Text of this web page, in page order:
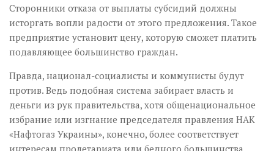
Сторонники отказа от выплаты субсидий должны
исторгать вопли радости от этого предложения. Такое
предприятие установит цену, которую сможет платить
подавляющее большинство граждан.
Правда, национал-социалисты и коммунисты будут
против. Ведь подобная система забирает власть и
деньги из рук правительства, хотя общенациональное
избрание или изгнание председателя правления НАК
«Нафтогаз Украины», конечно, более соответствует
интересам пролетариата или бедного большинства